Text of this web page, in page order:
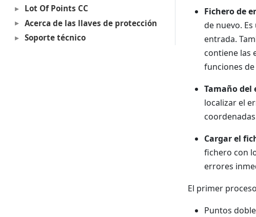
Lot Of Points CC
Acerca de las llaves de protección
Soporte técnico
Fichero de
de nuevo.
entrada.
contiene las
funciones
Tamaño del
localizar el
Cargar el
fichero con
errores
El primer
Puntos